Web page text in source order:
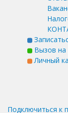
Вызов на
Личный
Подключиться к